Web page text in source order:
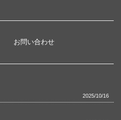
お問い合わせ
2025/10/16